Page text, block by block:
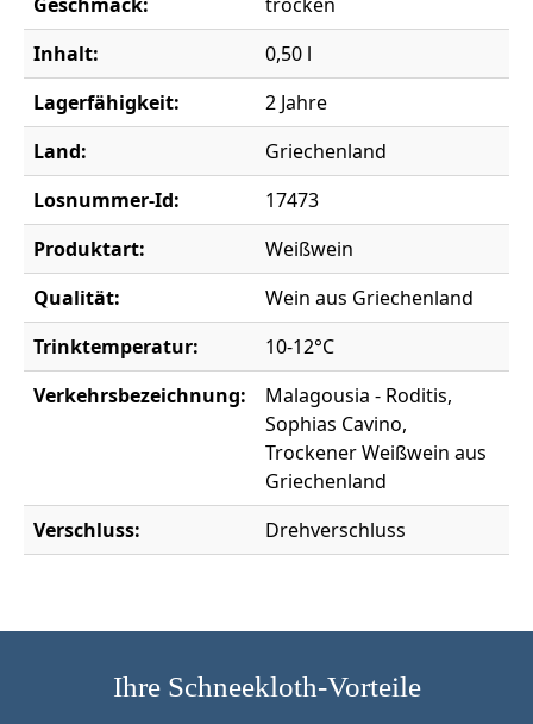
Geschmack:
trocken
Inhalt:
0,50 l
Lagerfähigkeit:
2 Jahre
Land:
Griechenland
Losnummer-Id:
17473
Produktart:
Weißwein
Qualität:
Wein aus Griechenland
Trinktemperatur:
10-12°C
Verkehrsbezeichnung:
Malagousia - Roditis,
Sophias Cavino,
Trockener Weißwein aus
Griechenland
Verschluss:
Drehverschluss
Ihre Schneekloth-Vorteile